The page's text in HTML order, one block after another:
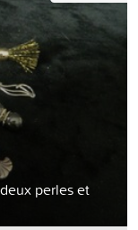
perles et